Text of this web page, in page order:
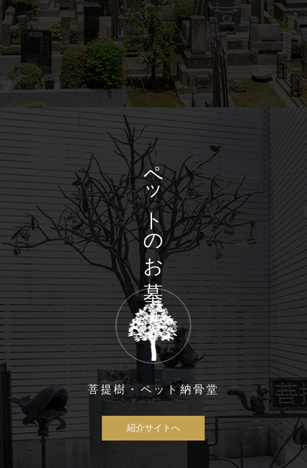
ペットのお墓
菩提樹・ペット納骨堂
紹介サイトへ